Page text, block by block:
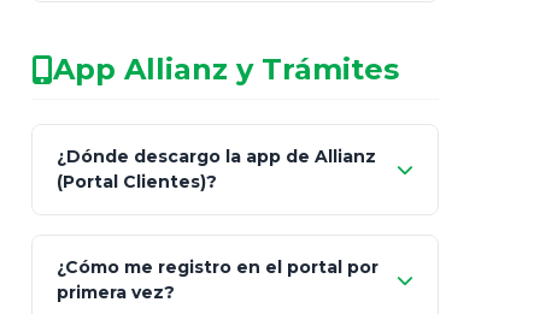
patrimonio con asesores informales en
redes sociales.
Característica netWorth (Certificado)
Fiscalidad Estrategia Art. 151 / 93
App Allianz y Trámites
¿Dónde descargo la app de Allianz
(Portal Clientes)?
Client"
¿Cómo me registro en el portal por
primera vez?